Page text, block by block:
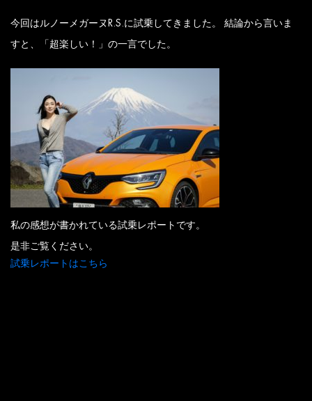
今回はルノーメガーヌR.S.に試乗してきました。 結論から言いま
すと、「超楽しい！」の一言でした。
私の感想が書かれている試乗レポートです。
是非ご覧ください。
試乗レポートはこちら